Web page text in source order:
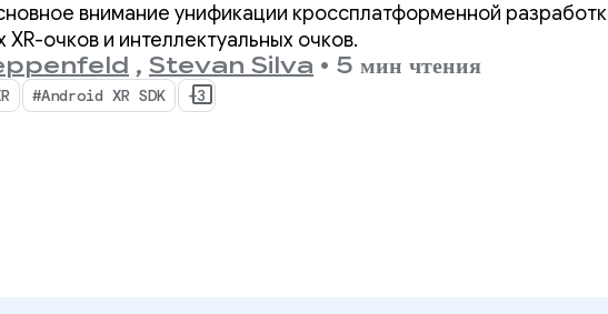
внимание унификации кроссплатформенной
очков и интеллектуальных очков.
, Stevan Silva • 5 мин чтения
#Android XR SDK +3